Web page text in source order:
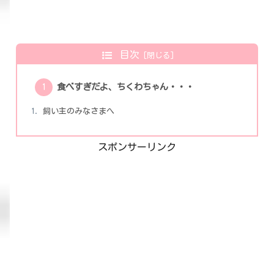
目次
食べすぎだよ、ちくわちゃん・・・
飼い主のみなさまへ
スポンサーリンク